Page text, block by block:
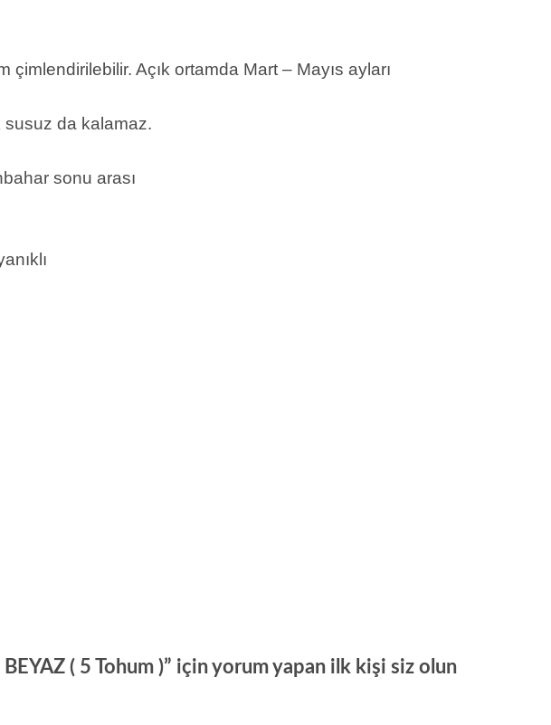
çimlendirilebilir. Açık ortamda Mart – Mayıs ayları
susuz da kalamaz.
sonu arası
( 5 Tohum )” için yorum yapan ilk kişi siz olun